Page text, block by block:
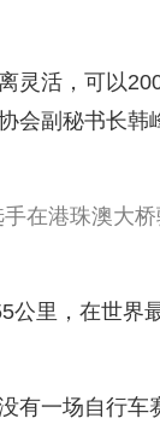
灵活，可以
会副秘书长
在港珠澳大
公里，在世界
有一场自行车